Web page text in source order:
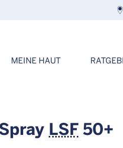
MEINE HAUT
LSF 50+